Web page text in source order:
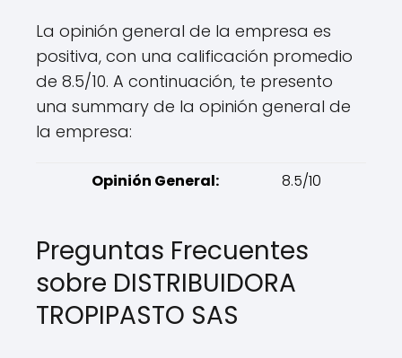
La opinión general de la empresa es
positiva, con una calificación promedio
de 8.5/10. A continuación, te presento
una summary de la opinión general de
la empresa:
Opinión General: 8.5/10
Preguntas Frecuentes
sobre DISTRIBUIDORA
TROPIPASTO SAS